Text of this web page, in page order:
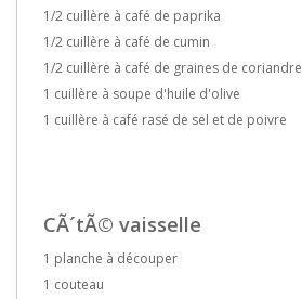
1/2 cuillère à café de paprika
1/2 cuillère à café de cumin
1/2 cuillère à café de graines de coriandre
1 cuillère à soupe d'huile d'olive
1 cuillère à café rasé de sel et de poivre
CÃ´tÃ© vaisselle
1 planche à découper
1 couteau